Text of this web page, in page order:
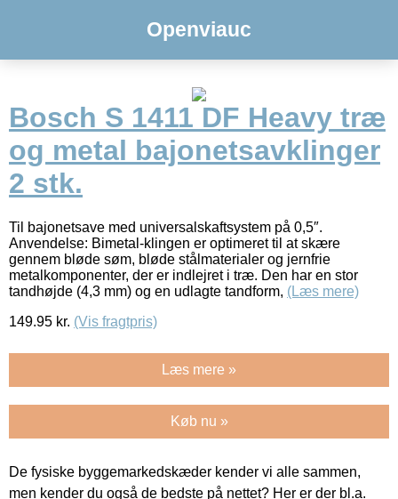
Openviauc
Bosch S 1411 DF Heavy træ
og metal bajonetsavklinger
2 stk.
Til bajonetsave med universalskaftsystem på 0,5″.
Anvendelse: Bimetal-klingen er optimeret til at skære
gennem bløde søm, bløde stålmaterialer og jernfrie
metalkomponenter, der er indlejret i træ. Den har en stor
tandhøjde (4,3 mm) og en udlagte tandform, (Læs mere)
149.95 kr. (Vis fragtpris)
Læs mere »
Køb nu »
De fysiske byggemarkedskæder kender vi alle sammen,
men kender du også de bedste på nettet? Her er der bl.a.